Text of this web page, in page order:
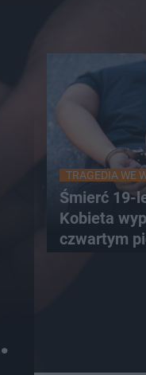
TRAGEDIA WE
Śmierć 19-
Kobieta
czwartym